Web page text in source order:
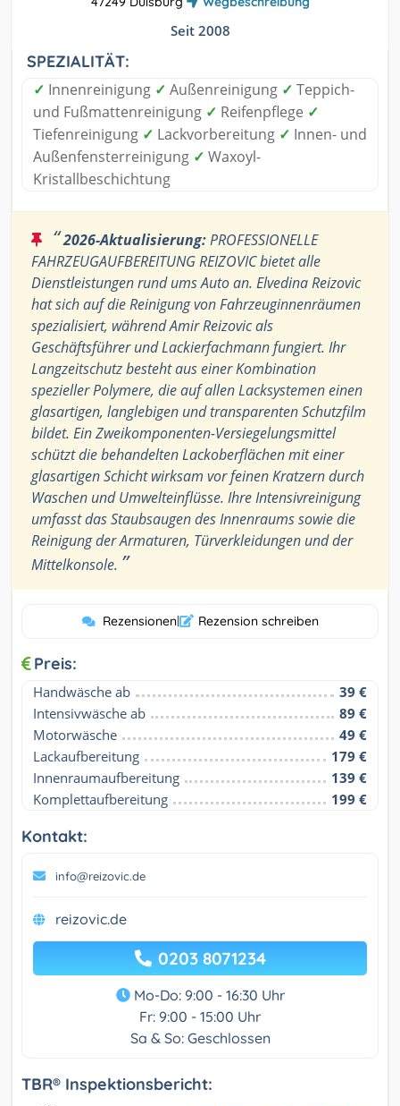
Seit 2008
SPEZIALITÄT:
✓ Innenreinigung ✓ Außenreinigung ✓ Teppich-
und Fußmattenreinigung ✓ Reifenpflege ✓
Tiefenreinigung ✓ Lackvorbereitung ✓ Innen- und
Außenfensterreinigung ✓ Waxoyl-
Kristallbeschichtung
“2026-Aktualisierung:PROFESSIONELLE
FAHRZEUGAUFBEREITUNG REIZOVIC bietet alle
Dienstleistungen rund ums Auto an. Elvedina Reizovic
hat sich auf die Reinigung von Fahrzeuginnenräumen
spezialisiert, während Amir Reizovic als
Geschäftsführer und Lackierfachmann fungiert. Ihr
Langzeitschutz besteht aus einer Kombination
spezieller Polymere, die auf allen Lacksystemen einen
glasartigen, langlebigen und transparenten Schutzfilm
bildet. Ein Zweikomponenten-Versiegelungsmittel
schützt die behandelten Lackoberflächen mit einer
glasartigen Schicht wirksam vor feinen Kratzern durch
Waschen und Umwelteinflüsse. Ihre Intensivreinigung
umfasst das Staubsaugen des Innenraums sowie die
Reinigung der Armaturen, Türverkleidungen und der
Mittelkonsole. ”
Rezensionen| Rezension schreiben
Preis:
Handwäsche ab
39 €
Intensivwäsche ab
89 €
Motorwäsche
49 €
Lackaufbereitung
179 €
Innenraumaufbereitung
139 €
Komplettaufbereitung
199 €
Kontakt:
info@reizovic.de
reizovic.de
0203 8071234
Mo-Do: 9:00 - 16:30 Uhr
Fr: 9:00 - 15:00 Uhr
Sa & So: Geschlossen
TBR® Inspektionsbericht: